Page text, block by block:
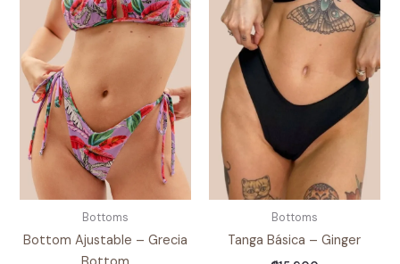
Bottoms
Bottom Ajustable – Grecia
Bottoms
Tanga Básica – Ginger